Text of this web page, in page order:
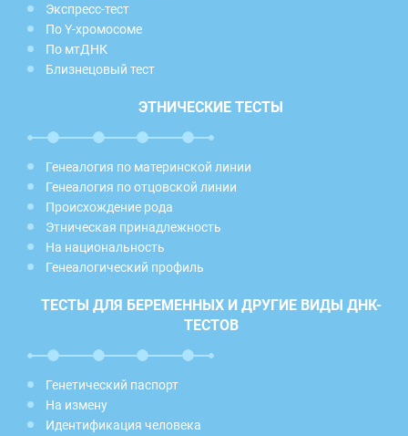
Экспресс-тест
По Y-хромосоме
По мтДНК
Близнецовый тест
ЭТНИЧЕСКИЕ ТЕСТЫ
Генеалогия по материнской линии
Генеалогия по отцовской линии
Происхождение рода
Этническая принадлежность
На национальность
Генеалогический профиль
ТЕСТЫ ДЛЯ БЕРЕМЕННЫХ И ДРУГИЕ ВИДЫ ДНК-
ТЕСТОВ
Генетический паспорт
На измену
Идентификация человека